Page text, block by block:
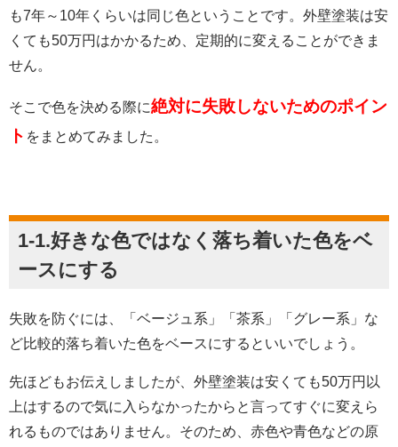
も7年～10年くらいは同じ色ということです。外壁塗装は安
くても50万円はかかるため、定期的に変えることができま
せん。
そこで色を決める際に絶対に失敗しないためのポイン
ト をまとめてみました。
1-1.好きな色ではなく落ち着いた色をベ
ースにする
失敗を防ぐには、「ベージュ系」「茶系」「グレー系」な
ど比較的落ち着いた色をベースにするといいでしょう。
先ほどもお伝えしましたが、外壁塗装は安くても50万円以
上はするので気に入らなかったからと言ってすぐに変えら
れるものではありません。そのため、赤色や青色などの原